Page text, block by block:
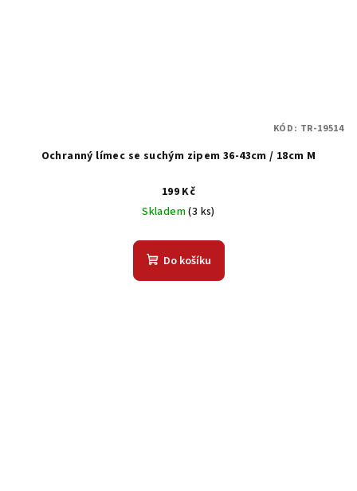
Ochranný límec se suchým zipem 36-43cm / 18cm M
199 Kč
Skladem(3 ks)
Do košíku
KÓD: TR-19514